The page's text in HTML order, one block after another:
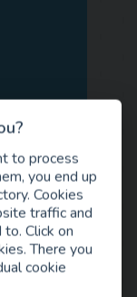
to process
you end up
Cookies
traffic and
Click on
There you
cookie